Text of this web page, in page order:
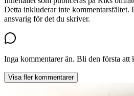
Detta inkluderar inte kommentarsfältet.
ansvarig för det du skriver.
Inga kommentarer än. Bli den första att
Visa fler kommentarer